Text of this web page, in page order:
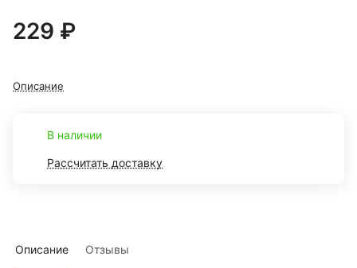
229 ₽
Описание
В наличии
Рассчитать доставку
Описание Отзывы